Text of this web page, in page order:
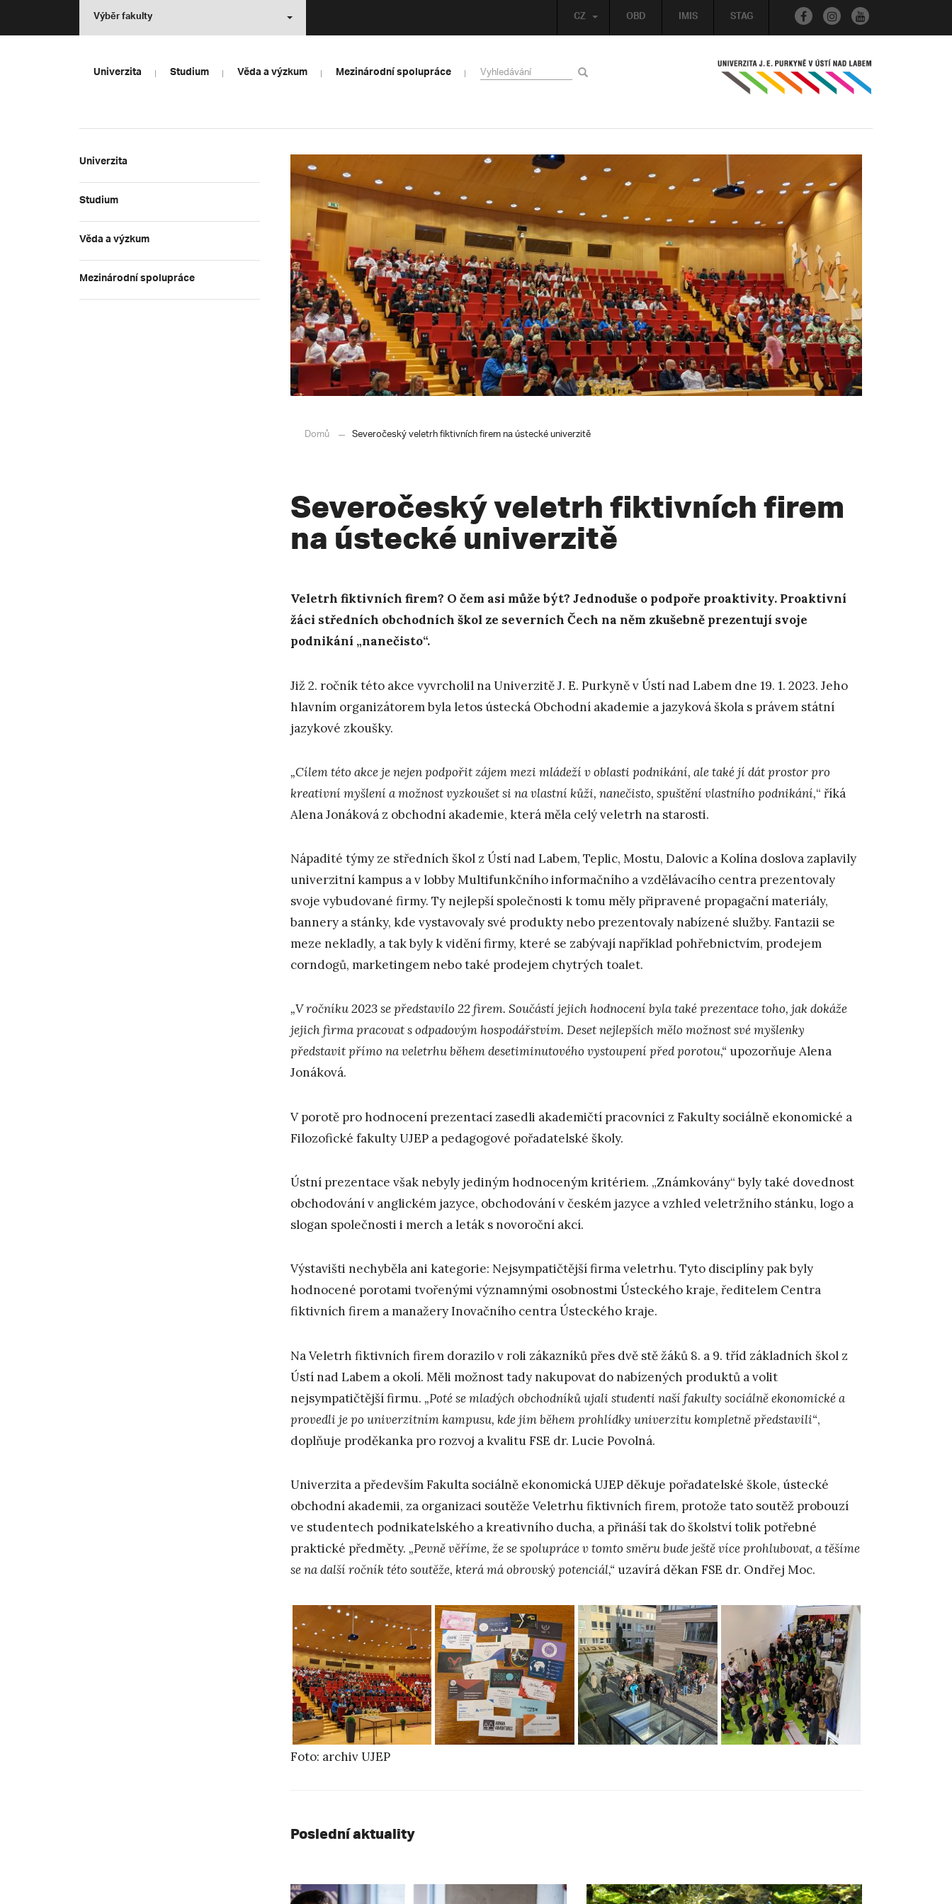
OBD IMIS STAG
CZ
Výběr fakulty
Univerzita Studium Věda a výzkum Mezinárodní spolupráce
Univerzita
Studium
Věda a výzkum
Mezinárodní spolupráce
Domů Severočeský veletrh fiktivních firem na ústecké univerzitě
Severočeský veletrh fiktivních firem
na ústecké univerzitě
Veletrh fiktivních firem? O čem asi může být? Jednoduše o podpoře proaktivity. Proaktivní
žáci středních obchodních škol ze severních Čech na něm zkušebně prezentují svoje
podnikání „nanečisto“.
Již 2. ročník této akce vyvrcholil na Univerzitě J. E. Purkyně v Ústí nad Labem dne 19. 1. 2023. Jeho
hlavním organizátorem byla letos ústecká Obchodní akademie a jazyková škola s právem státní
jazykové zkoušky.
„Cílem této akce je nejen podpořit zájem mezi mládeží v oblasti podnikání, ale také jí dát prostor pro
kreativní myšlení a možnost vyzkoušet si na vlastní kůži, nanečisto, spuštění vlastního podnikání,“ říká
Alena Jonáková z obchodní akademie, která měla celý veletrh na starosti.
Nápadité týmy ze středních škol z Ústí nad Labem, Teplic, Mostu, Dalovic a Kolína doslova zaplavily
univerzitní kampus a v lobby Multifunkčního informačního a vzdělávacího centra prezentovaly
svoje vybudované firmy. Ty nejlepší společnosti k tomu měly připravené propagační materiály,
bannery a stánky, kde vystavovaly své produkty nebo prezentovaly nabízené služby. Fantazii se
meze nekladly, a tak byly k vidění firmy, které se zabývají například pohřebnictvím, prodejem
corndogů, marketingem nebo také prodejem chytrých toalet.
„V ročníku 2023 se představilo 22 firem. Součástí jejich hodnocení byla také prezentace toho, jak dokáže
jejich firma pracovat s odpadovým hospodářstvím. Deset nejlepších mělo možnost své myšlenky
představit přímo na veletrhu během desetiminutového vystoupení před porotou,“ upozorňuje Alena
Jonáková.
V porotě pro hodnocení prezentací zasedli akademičtí pracovníci z Fakulty sociálně ekonomické a
Filozofické fakulty UJEP a pedagogové pořadatelské školy.
Ústní prezentace však nebyly jediným hodnoceným kritériem. „Známkovány“ byly také dovednost
obchodování v anglickém jazyce, obchodování v českém jazyce a vzhled veletržního stánku, logo a
slogan společnosti i merch a leták s novoroční akcí.
Výstavišti nechyběla ani kategorie: Nejsympatičtější firma veletrhu. Tyto disciplíny pak byly
hodnocené porotami tvořenými významnými osobnostmi Ústeckého kraje, ředitelem Centra
fiktivních firem a manažery Inovačního centra Ústeckého kraje.
Na Veletrh fiktivních firem dorazilo v roli zákazníků přes dvě stě žáků 8. a 9. tříd základních škol z
Ústí nad Labem a okolí. Měli možnost tady nakupovat do nabízených produktů a volit
nejsympatičtější firmu. „Poté se mladých obchodníků ujali studenti naší fakulty sociálně ekonomické a
provedli je po univerzitním kampusu, kde jim během prohlídky univerzitu kompletně představili“,
doplňuje proděkanka pro rozvoj a kvalitu FSE dr. Lucie Povolná.
Univerzita a především Fakulta sociálně ekonomická UJEP děkuje pořadatelské škole, ústecké
obchodní akademii, za organizaci soutěže Veletrhu fiktivních firem, protože tato soutěž probouzí
ve studentech podnikatelského a kreativního ducha, a přináší tak do školství tolik potřebné
praktické předměty. „Pevně věříme, že se spolupráce v tomto směru bude ještě více prohlubovat, a těšíme
se na další ročník této soutěže, která má obrovský potenciál,“ uzavírá děkan FSE dr. Ondřej Moc.
Foto: archiv UJEP
Poslední aktuality